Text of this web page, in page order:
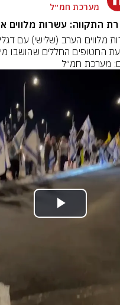
מערכת חמ״ל
התקווה: עשרות מלווים
החטופים החללים שהושבו
מערכת חמ״ל
Play